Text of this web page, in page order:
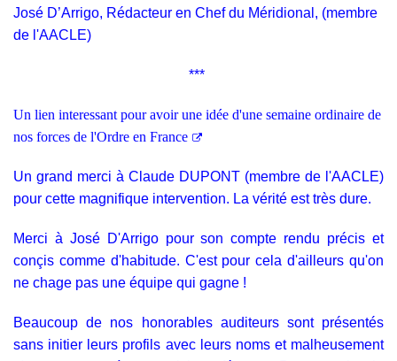
José D’Arrigo, Rédacteur en Chef du Méridional, (membre
de l'AACLE)
***
Un lien interessant pour avoir une idée d'une semaine ordinaire de
nos forces de l'Ordre en France
Un grand merci à Claude DUPONT (membre de l'AACLE)
pour cette magnifique intervention. La vérité est très dure.
Merci à José D'Arrigo pour son compte rendu précis et
conçis comme d'habitude. C'est pour cela d'ailleurs qu'on
ne chage pas une équipe qui gagne !
Beaucoup de nos honorables auditeurs sont présentés
sans initier leurs profils avec leurs noms et malheusement